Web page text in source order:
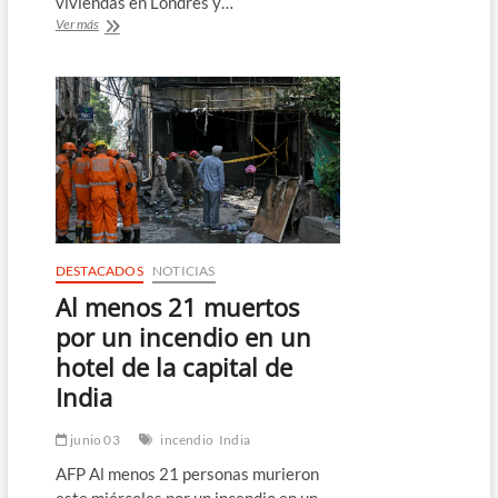
Ver másEncarcelados
en
Reino
Unido
por
incendios
presuntamente
alentados
por
Rusia
DESTACADOS
NOTICIAS
Al menos 21 muertos
por un incendio en un
hotel de la capital de
India
junio 03 incendio India
AFP Al menos 21 personas murieron